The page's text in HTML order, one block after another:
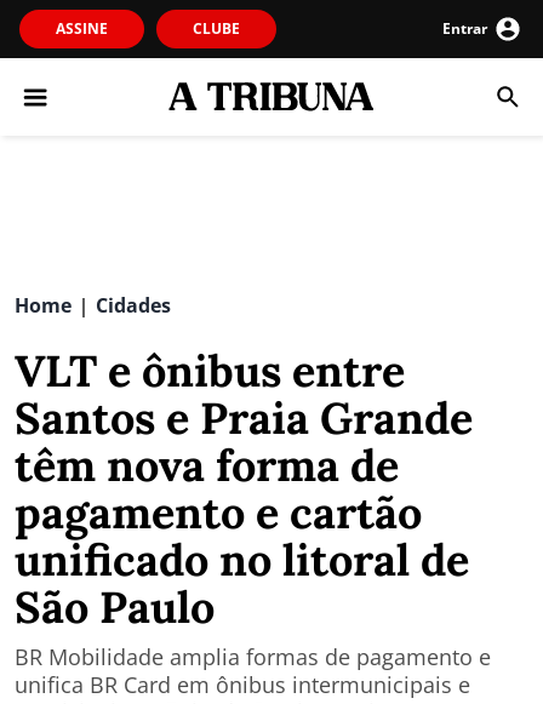
ASSINE CLUBE Entrar
Home | Cidades
VLT e ônibus entre
Santos e Praia Grande
têm nova forma de
pagamento e cartão
unificado no litoral de
São Paulo
BR Mobilidade amplia formas de pagamento e
unifica BR Card em ônibus intermunicipais e